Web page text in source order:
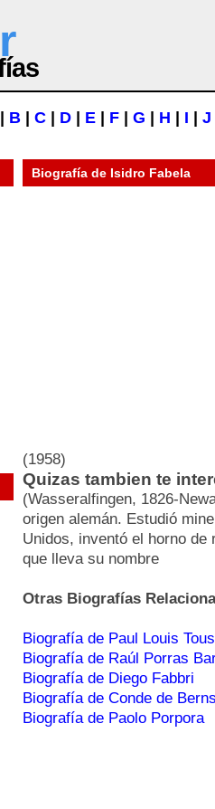
B C D E F G H I J
Biografía de Isidro Fabela
(1958)
Quizas tambien te
(Wasseralfingen, 1826-
origen alemán. Estudió
Unidos, inventó el horno
que lleva su nombre
Otras Biografías
Biografía de Paul Louis
Biografía de Raúl Porras
Biografía de Diego Fabbri
Biografía de Conde de
Biografía de Paolo Porpora